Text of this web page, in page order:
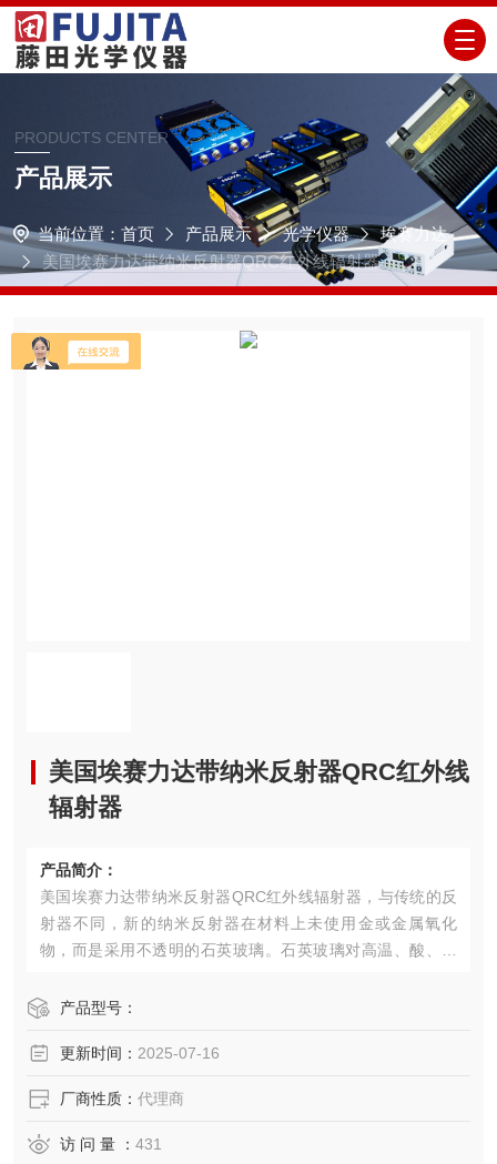
PRODUCTS CENTER
产品展示
当前位置： 首页 产品展示 光学仪器
埃赛力达
美国埃赛力达带纳米反射器QRC红外线辐射器
美国埃赛力达带纳米反射器QRC红外线
辐射器
产品简介：
美国埃赛力达带纳米反射器QRC红外线辐射器，与传统的反
射器不同，新的纳米反射器在材料上未使用金或金属氧化
物，而是采用不透明的石英玻璃。石英玻璃对高温、酸、碱
产品型号：
更新时间： 2025-07-16
厂商性质： 代理商
访 问 量 ： 431